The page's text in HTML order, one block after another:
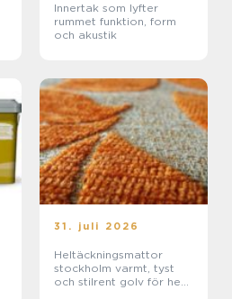
Innertak som lyfter
rummet funktion, form
och akustik
31. juli 2026
Heltäckningsmattor
stockholm varmt, tyst
och stilrent golv för hem